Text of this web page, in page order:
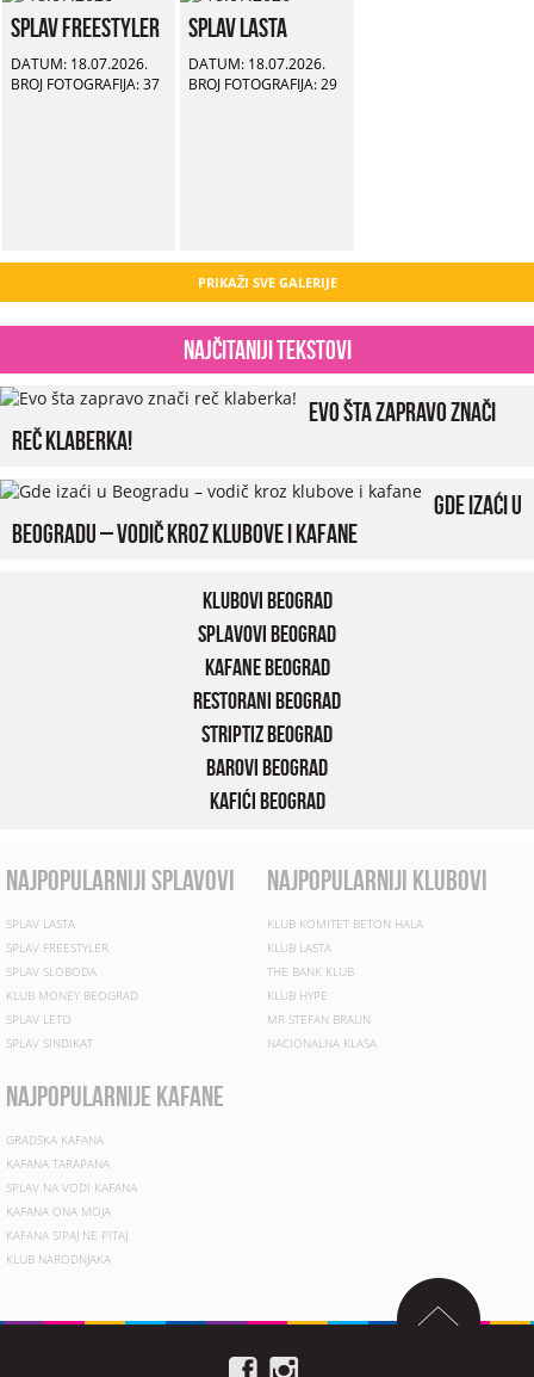
Splav Freestyler
DATUM: 18.07.2026.
BROJ FOTOGRAFIJA: 37
Splav Lasta
DATUM: 18.07.2026.
BROJ FOTOGRAFIJA: 29
PRIKAŽI SVE GALERIJE
Najčitaniji tekstovi
Evo šta zapravo znači
reč klaberka!
Gde izaći u
Beogradu – vodič kroz klubove i kafane
Klubovi Beograd
Splavovi Beograd
Kafane Beograd
Restorani Beograd
Striptiz Beograd
Barovi Beograd
Kafići Beograd
najpopularniji splavovi
SPLAV LASTA
SPLAV FREESTYLER
SPLAV SLOBODA
KLUB MONEY BEOGRAD
SPLAV LETO
SPLAV SINDIKAT
najpopularniji klubovi
KLUB KOMITET BETON HALA
KLUB LASTA
THE BANK KLUB
KLUB HYPE
MR STEFAN BRAUN
NACIONALNA KLASA
najpopularnije kafane
GRADSKA KAFANA
KAFANA TARAPANA
SPLAV NA VODI KAFANA
KAFANA ONA MOJA
KAFANA SIPAJ NE PITAJ
KLUB NARODNJAKA